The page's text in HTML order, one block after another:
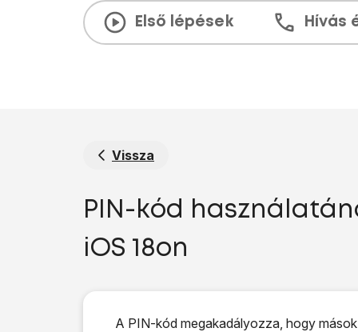
Első lépések Hívás
Vissza
PIN-kód
iOS 18on
A PIN-kód megakadályozza, hogy